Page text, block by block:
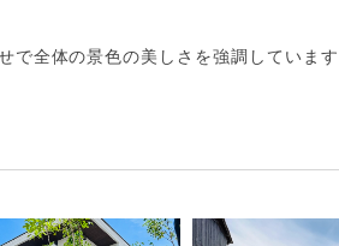
で全体の景色の美しさを強調していま